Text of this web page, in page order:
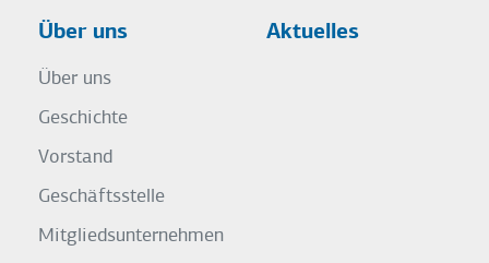
Über uns
Über uns
Geschichte
Vorstand
Geschäftsstelle
Mitgliedsunternehmen
Aktuelles